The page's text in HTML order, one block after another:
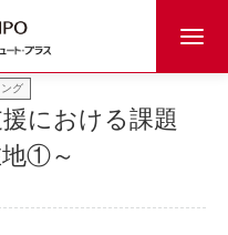
グ
における課題
地①～